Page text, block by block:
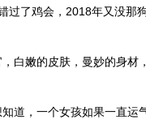
过了鸡会，2018年又没那
白嫩的皮肤，曼妙的身材
道，一个女孩如果一直运